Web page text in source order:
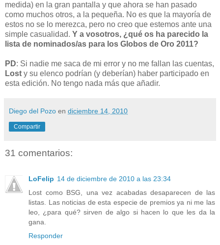
medida) en la gran pantalla y que ahora se han pasado
como muchos otros, a la pequeña. No es que la mayoría de
estos no se lo merezca, pero no creo que estemos ante una
simple casualidad. Y a vosotros, ¿qué os ha parecido la
lista de nominados/as para los Globos de Oro 2011?
PD: Si nadie me saca de mi error y no me fallan las cuentas,
Lost y su elenco podrían (y deberían) haber participado en
esta edición. No tengo nada más que añadir.
Diego del Pozo en diciembre 14, 2010
Compartir
31 comentarios:
LoFelip 14 de diciembre de 2010 a las 23:34
Lost como BSG, una vez acabadas desaparecen de las
listas. Las noticias de esta especie de premios ya ni me las
leo, ¿para qué? sirven de algo si hacen lo que les da la
gana.
Responder